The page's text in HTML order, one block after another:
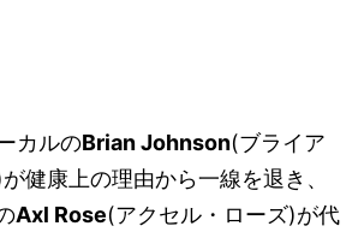
カルのBrian Johnson(ブライア
健康上の理由から一線を退き、
Axl Rose(アクセル・ローズ)が代